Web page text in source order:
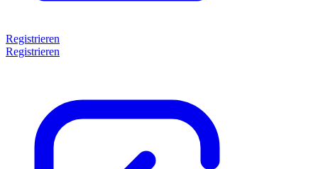
Registrieren
Registrieren